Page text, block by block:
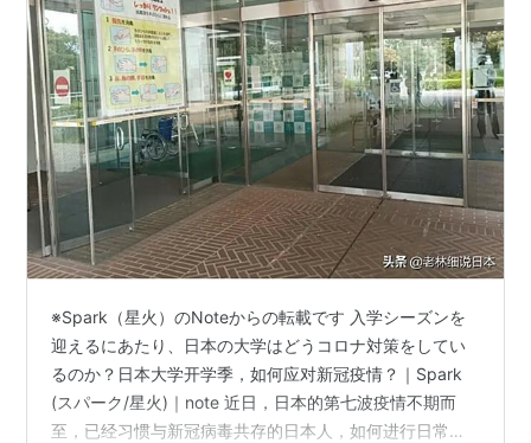
※Spark（星火）のNoteからの転載です 入学シーズンを
迎えるにあたり、日本の大学はどうコロナ対策をしてい
るのか？日本大学开学季，如何应对新冠疫情？｜Spark
(スパーク/星火)｜note 近日，日本的第七波疫情不期而
至，已经习惯与新冠病毒共存的日本人，如何进行日常应